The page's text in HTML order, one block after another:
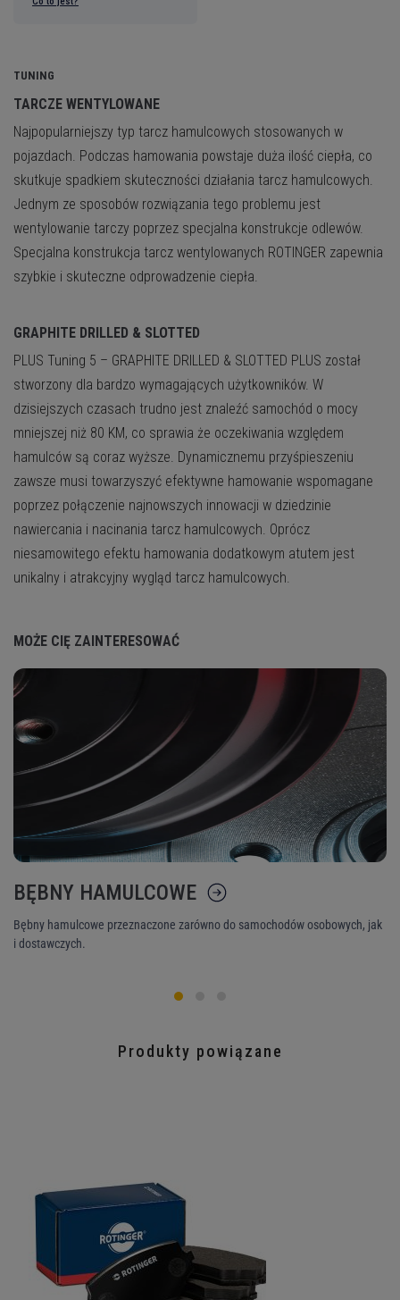
TUNING
TARCZE WENTYLOWANE
Najpopularniejszy typ tarcz hamulcowych stosowanych w
pojazdach. Podczas hamowania powstaje duża ilość ciepła, co
skutkuje spadkiem skuteczności działania tarcz hamulcowych.
Jednym ze sposobów rozwiązania tego problemu jest
wentylowanie tarczy poprzez specjalna konstrukcje odlewów.
Specjalna konstrukcja tarcz wentylowanych ROTINGER zapewnia
szybkie i skuteczne odprowadzenie ciepła.
GRAPHITE DRILLED & SLOTTED
PLUS Tuning 5 – GRAPHITE DRILLED & SLOTTED PLUS został
stworzony dla bardzo wymagających użytkowników. W
dzisiejszych czasach trudno jest znaleźć samochód o mocy
mniejszej niż 80 KM, co sprawia że oczekiwania względem
hamulców są coraz wyższe. Dynamicznemu przyśpieszeniu
zawsze musi towarzyszyć efektywne hamowanie wspomagane
poprzez połączenie najnowszych innowacji w dziedzinie
nawiercania i nacinania tarcz hamulcowych. Oprócz
niesamowitego efektu hamowania dodatkowym atutem jest
unikalny i atrakcyjny wygląd tarcz hamulcowych.
MOŻE CIĘ ZAINTERESOWAĆ
BĘBNY HAMULCOWE
Bębny hamulcowe przeznaczone zarówno do samochodów osobowych, jak
i dostawczych.
Produkty powiązane